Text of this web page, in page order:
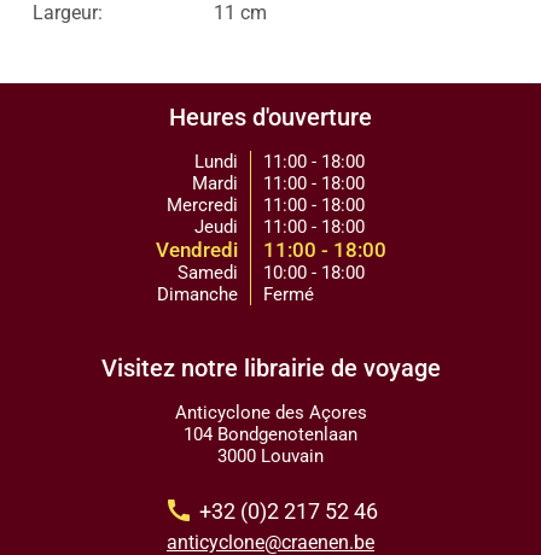
Largeur: 11 cm
Heures d'ouverture
Lundi
Mardi
Mercredi
Jeudi
Vendredi
Samedi
Dimanche
11:00 - 18:00
11:00 - 18:00
11:00 - 18:00
11:00 - 18:00
11:00 - 18:00
10:00 - 18:00
Fermé
Visitez notre librairie de voyage
Anticyclone des Açores
104 Bondgenotenlaan
3000 Louvain
call +32 (0)2 217 52 46
anticyclone@craenen.be